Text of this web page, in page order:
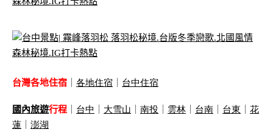
台灣各地住宿 各地住宿 台中住宿
國內旅遊行程 台中 大雪山 南投 雲林 台南 台東
花
蓮
澎湖